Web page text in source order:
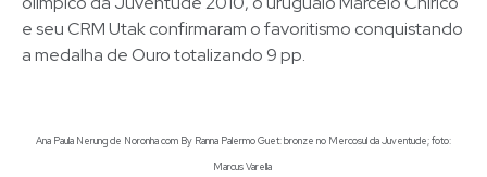
e seu CRM Utak confirmaram o favoritismo conquistando
a medalha de Ouro totalizando 9 pp.
Ana Paula Nerung de Noronha com By Ranna Palermo Guet: bronze no Mercosul da Juventude; foto:
Marcus Varella